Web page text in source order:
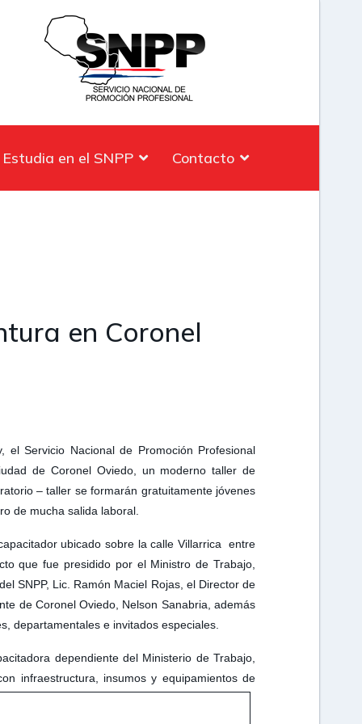
Estudia en el SNPP Contacto
en Coronel
el Servicio Nacional de Promoción Profesional
de Coronel Oviedo, un moderno taller de
– taller se formarán gratuitamente jóvenes
de mucha salida laboral.
ubicado sobre la calle Villarrica entre
que fue presidido por el Ministro de Trabajo,
SNPP, Lic. Ramón Maciel Rojas, el Director de
de Coronel Oviedo, Nelson Sanabria, además
departamentales e invitados especiales.
dependiente del Ministerio de Trabajo,
infraestructura, insumos y equipamientos de